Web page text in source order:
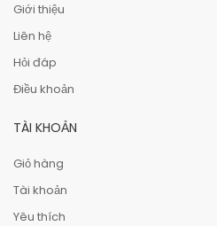
Giới thiệu
Liên hệ
Hỏi đáp
Điều khoản
TÀI KHOẢN
Giỏ hàng
Tài khoản
Yêu thích